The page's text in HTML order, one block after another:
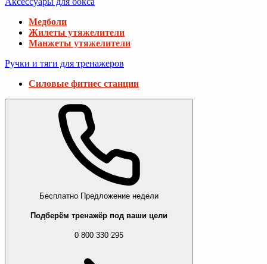
Медболи
Жилеты утяжелители
Манжеты утяжелители
Ручки и тяги для тренажеров
Силовые фитнес станции
Бесплатно Предложение недели
Подберём тренажёр под ваши цели
0 800 330 295